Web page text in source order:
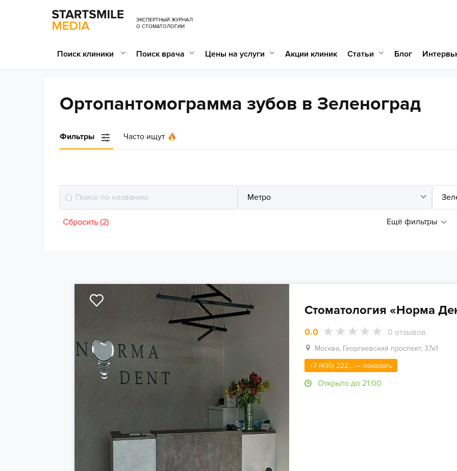
ЭКСПЕРТНЫЙ ЖУРНАЛ
О СТОМАТОЛОГИИ
Поиск клиники Поиск врача Цены на услуги Акции клиник Статьи Блог
Ортопантомограмма зубов в Зеленоград
Фильтры Часто ищут
Ещё фильтры
Сбросить (2)
Стоматология «Норма
0.0 0 отзывов
Москва, Георгиевский проспект, 37к1
+7 (495) 222... — показать
Открыто до 21:00